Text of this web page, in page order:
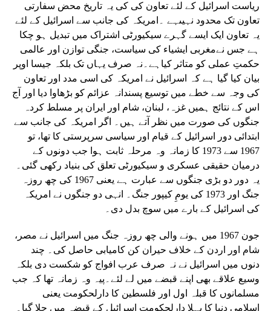
ریاست اسرائیل کے لئے تعاون کی کی یہ تاریخ محض سفارتی
تعاون تک محدود نہیںہے ۔امریکہ کی جانب سے اسرائیل کے لئے
یہ تعاون ایک ایسے گہرے سیکیورٹی اشتراک میں تبدیل ہو چکا
ہے جس نےمغربی ایشیاء کی سیاست، جنگی توازن اور عالمی
حکمتِ عملی کو متاثر کیاہے۔نہ صرف یہاں تک بلکہ جیسا اوپر
بیان کیا گیا ہے کہ اسرائیل نے امریکہ کی اسی مدد اور تعاون
کی وجہ سے خطے میں توسیع پسندانہ عزائم کو بڑھاوا دیا اور آج
اس کے نتائج ہمیں غزہ، لبنان، شام اور ایران پر مسلط کردہ
جنگوں کی صورت میں نظر آتے ہیں۔ اگر امریکہ کی جانب سے
ابتدائی دور اسرائیل کے قیام اور سیاسی سرپرستی کا تھا، تو
1967 سے 1973 کا زمانہ وہ مرحلہ ثابت ہوا جب دونوں کے
درمیان حقیقی عسکری و سیکیورٹی تعلق کی بنیاد رکھی گئی۔
یہ دور دو بڑی جنگوں سے عبارت ہے یعنی 1967 کی چھ روزہ
جنگ اور 1973 کی یومِ کیپور جنگ۔ انہی دو جنگوں نے امریکہ
کی اسرائیل کے بارے میں سوچ بدل دی۔
جون 1967 میں ہونے والی چھ روزہ جنگ میں اسرائیل نے مصر،
شام اور اردن کے خلاف حیران کن کامیابی حاصل کی۔ چند
دنوں میں اسرائیل نے نہ صرف عرب افواج کو شکست دی بلکہ
وسیع علاقے بھی اپنے قبضے میں لے لئے۔پیہ وہ زمانہ تھا کہ جب
مسلمانوں کا قبلہ اول اور فلسطین کا دارلحکومت یعنی
اسلامی دنیا کا پہلا دارلحکومت اسرائیل کے قبضہ میں چلا گیا۔